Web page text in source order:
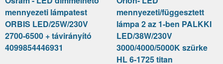
mennyezeti lámpatest
ORBIS LED/25W/230V
2700-6500 + távirányító
4099854446931
mennyezeti/függesztett
lámpa 2 az 1-ben PALKKI
LED/38W/230V
3000/4000/5000K szürke
HL 6-1725 titan